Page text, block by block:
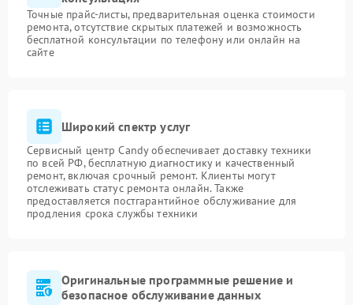
Точные прайс-листы, предварительная оценка стоимости
ремонта, отсутствие скрытых платежей и возможность
бесплатной консультации по телефону или онлайн на
сайте
Широкий спектр услуг
Сервисный центр Candy обеспечивает доставку техники
по всей РФ, бесплатную диагностику и качественный
ремонт, включая срочный ремонт. Клиенты могут
отслеживать статус ремонта онлайн. Также
предоставляется постгарантийное обслуживание для
продления срока службы техники
Оригинальные программные решение и
безопасное обслуживание данных